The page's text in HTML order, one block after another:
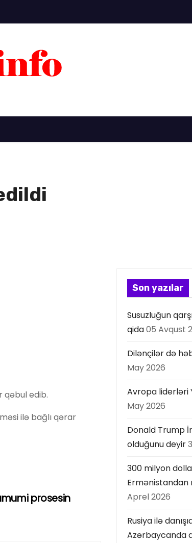
qəbul edib.
ilə bağlı qərar
prosesin
Son yazılar
Susuzluğun
qida05 Avqust
Dilənçilər də
May 2026
Avropa liderləri
May 2026
Donald Trump
olduğunu deyir
300 milyon
Ermənistandan
Aprel 2026
Rusiya ilə
Azərbaycanda